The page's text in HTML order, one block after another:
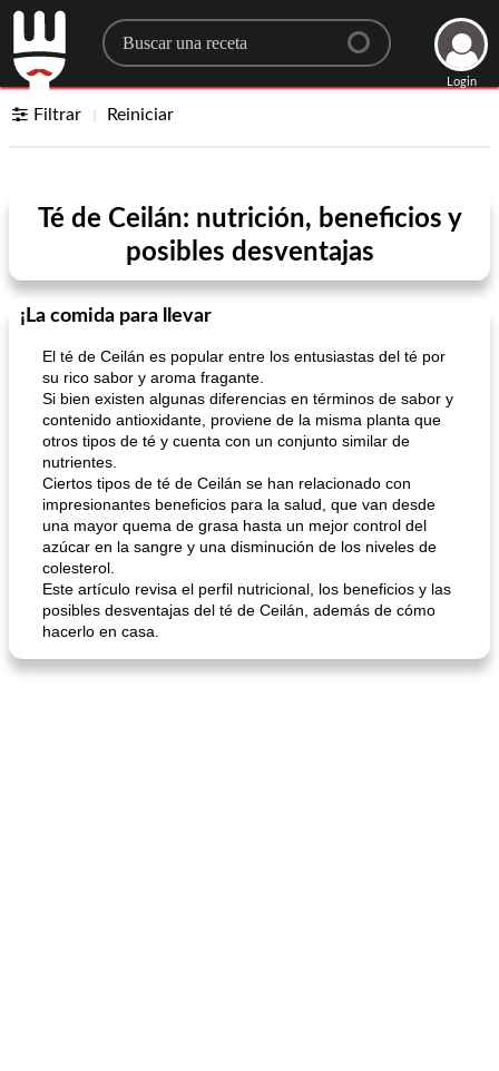
Search for a recipe
Login
Filtrar Reiniciar
Té de Ceilán: nutrición, beneficios y
posibles desventajas
¡La comida para llevar
El té de Ceilán es popular entre los entusiastas del té por
su rico sabor y aroma fragante.
Si bien existen algunas diferencias en términos de sabor y
contenido antioxidante, proviene de la misma planta que
otros tipos de té y cuenta con un conjunto similar de
nutrientes.
Ciertos tipos de té de Ceilán se han relacionado con
impresionantes beneficios para la salud, que van desde
una mayor quema de grasa hasta un mejor control del
azúcar en la sangre y una disminución de los niveles de
colesterol.
Este artículo revisa el perfil nutricional, los beneficios y las
posibles desventajas del té de Ceilán, además de cómo
hacerlo en casa.